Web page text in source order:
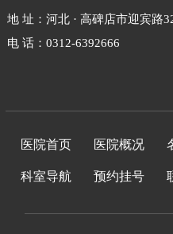
地 址：河北 · 高碑店市迎宾路
电 话：0312-6392666
医院首页 医院概况
科室导航 预约挂号